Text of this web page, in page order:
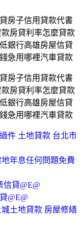
房子信用貸款代書
房貸利率怎麼貸款
銀行高雄房屋信貸
急用哪裡汽車貸款
房子信用貸款代書
房貸利率怎麼貸款
銀行高雄房屋信貸
急用哪裡汽車貸款
件 土地貸款 台北市
年息任何問題免費
貸@E@
@E@
土地貸款 房屋修繕